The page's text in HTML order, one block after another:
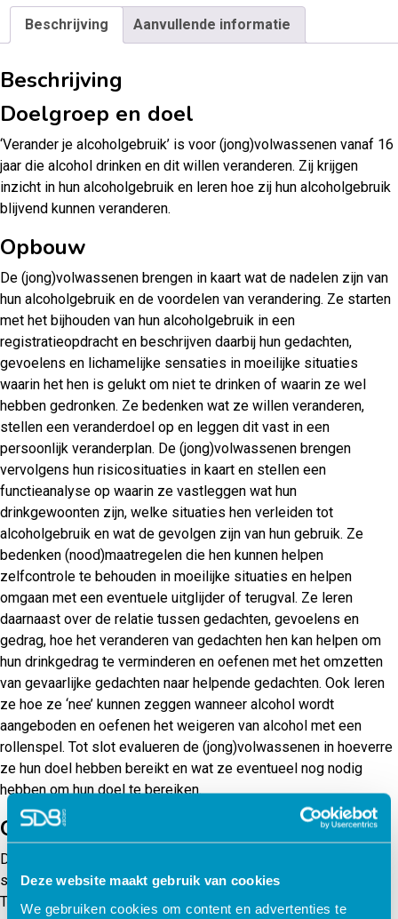
Deze website maakt gebruik van cookies
We gebruiken cookies om content en advertenties te
Beschrijving Aanvullende informatie
Beschrijving
Doelgroep en doel
‘Verander je alcoholgebruik’ is voor (jong)volwassenen vanaf 16
jaar die alcohol drinken en dit willen veranderen. Zij krijgen
inzicht in hun alcoholgebruik en leren hoe zij hun alcoholgebruik
blijvend kunnen veranderen.
Opbouw
De (jong)volwassenen brengen in kaart wat de nadelen zijn van
hun alcoholgebruik en de voordelen van verandering. Ze starten
met het bijhouden van hun alcoholgebruik in een
registratieopdracht en beschrijven daarbij hun gedachten,
gevoelens en lichamelijke sensaties in moeilijke situaties
waarin het hen is gelukt om niet te drinken of waarin ze wel
hebben gedronken. Ze bedenken wat ze willen veranderen,
stellen een veranderdoel op en leggen dit vast in een
persoonlijk veranderplan. De (jong)volwassenen brengen
vervolgens hun risicosituaties in kaart en stellen een
functieanalyse op waarin ze vastleggen wat hun
drinkgewoonten zijn, welke situaties hen verleiden tot
alcoholgebruik en wat de gevolgen zijn van hun gebruik. Ze
bedenken (nood)maatregelen die hen kunnen helpen
zelfcontrole te behouden in moeilijke situaties en helpen
omgaan met een eventuele uitglijder of terugval. Ze leren
daarnaast over de relatie tussen gedachten, gevoelens en
gedrag, hoe het veranderen van gedachten hen kan helpen om
hun drinkgedrag te verminderen en oefenen met het omzetten
van gevaarlijke gedachten naar helpende gedachten. Ook leren
ze hoe ze ‘nee’ kunnen zeggen wanneer alcohol wordt
aangeboden en oefenen het weigeren van alcohol met een
rollenspel. Tot slot evalueren de (jong)volwassenen in hoeverre
ze hun doel hebben bereikt en wat ze eventueel nog nodig
hebben om hun doel te bereiken.
Onderbouwing
Deze module is ontwikkeld door het Karify Contentteam in
samenwerking met zorgprofessionals van Fivoor, Castle Craig,
Terwille en Vincent van Gogh. De module is gebaseerd op